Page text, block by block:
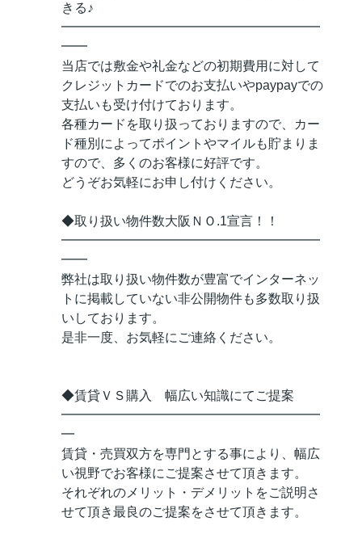
きる♪
━━━━━━━━━━━━━━━━━━━━
━━
当店では敷金や礼金などの初期費用に対して
クレジットカードでのお支払いやpaypayでの
支払いも受け付けております。
各種カードを取り扱っておりますので、カー
ド種別によってポイントやマイルも貯まりま
すので、多くのお客様に好評です。
どうぞお気軽にお申し付けください。
◆取り扱い物件数大阪ＮＯ.1宣言！！
━━━━━━━━━━━━━━━━━━━━
━━
弊社は取り扱い物件数が豊富でインターネッ
トに掲載していない非公開物件も多数取り扱
いしております。
是非一度、お気軽にご連絡ください。
◆賃貸ＶＳ購入 幅広い知識にてご提案
━━━━━━━━━━━━━━━━━━━━
━
賃貸・売買双方を専門とする事により、幅広
い視野でお客様にご提案させて頂きます。
それぞれのメリット・デメリットをご説明さ
せて頂き最良のご提案をさせて頂きます。